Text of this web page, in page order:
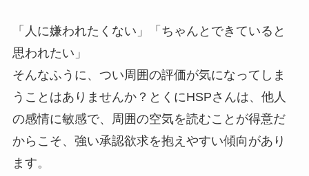
「人に嫌われたくない」「ちゃんとできていると
思われたい」
そんなふうに、つい周囲の評価が気になってしま
うことはありませんか？とくにHSPさんは、他人
の感情に敏感で、周囲の空気を読むことが得意だ
からこそ、強い承認欲求を抱えやすい傾向があり
ます。